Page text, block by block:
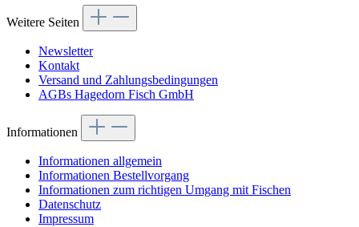
Weitere Seiten
Newsletter
Kontakt
Versand und Zahlungsbedingungen
AGBs Hagedorn Fisch GmbH
Informationen
Informationen allgemein
Informationen Bestellvorgang
Informationen zum richtigen Umgang mit Fischen
Datenschutz
Impressum